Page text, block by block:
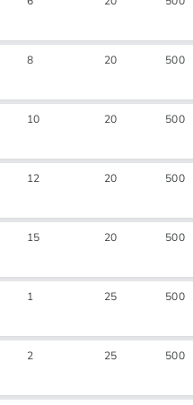
8 20 500
10 20 500
12 20 500
15 20 500
1 25 500
2 25 500